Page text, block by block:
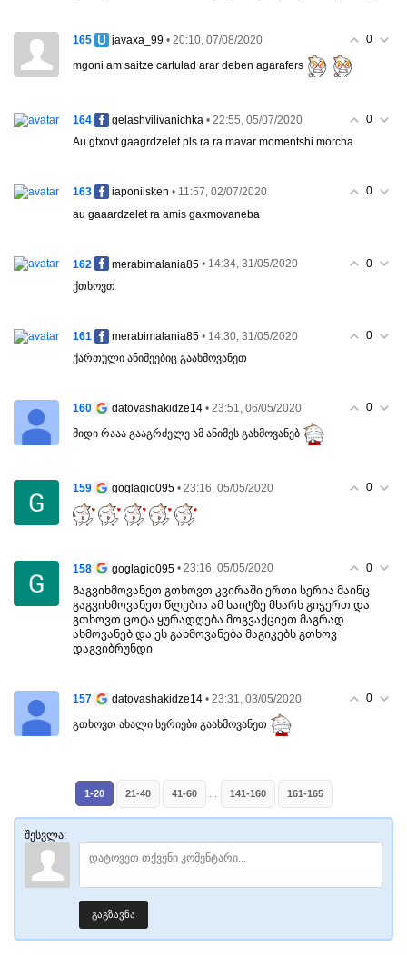
0
165 javaxa_99 • 20:10, 07/08/2020
mgoni am saitze cartulad arar deben agarafers
0
164 gelashvilivanichka • 22:55, 05/07/2020
Au gtxovt gaagrdzelet pls ra ra mavar momentshi morcha
0
163 iaponiisken • 11:57, 02/07/2020
au gaaardzelet ra amis gaxmovaneba
0
162 merabimalania85 • 14:34, 31/05/2020
ქთხოვთ
0
161 merabimalania85 • 14:30, 31/05/2020
ქართული ანიმეებიც გაახმოვანეთ
0
160 datovashakidze14 • 23:51, 06/05/2020
მიდი რააა გააგრძელე ამ ანიმეს გახმოვანებ
0
159 goglagio095 • 23:16, 05/05/2020
0
158 goglagio095 • 23:16, 05/05/2020
Გაგვიხმოვანეთ გთხოვთ კვირაში ერთი სერია მაინც
გაგვიხმოვანეთ წლებია ამ საიტზე მხარს გიჭერთ და
გთხოვთ ცოტა ყურადღება მოგვაქციეთ მაგრად
ახმოვანებ და ეს გახმოვანება მაგიკებს გთხოვ
დაგვიბრუნდი
0
157 datovashakidze14 • 23:31, 03/05/2020
გთხოვთ ახალი სერიები გაახმოვანეთ
1-20 21-40 41-60 ... 141-160 161-165
შესვლა:
გაგზავნა